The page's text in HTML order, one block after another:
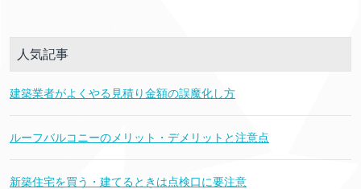
人気記事
建築業者がよくやる見積り金額の誤魔化し方
ルーフバルコニーのメリット・デメリットと注意点
新築住宅を買う・建てるときは点検口に要注意